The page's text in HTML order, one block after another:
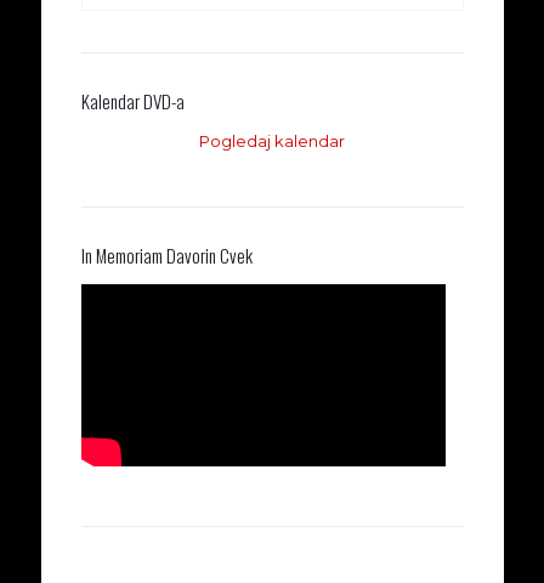
Kalendar DVD-a
Pogledaj kalendar
In Memoriam Davorin Cvek